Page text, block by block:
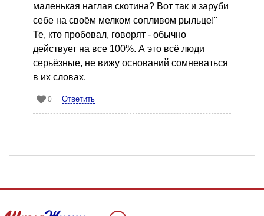
маленькая наглая скотина? Вот так и заруби
себе на своём мелком сопливом рыльце!"
Те, кто пробовал, говорят - обычно
действует на все 100%. А это всё люди
серьёзные, не вижу оснований сомневаться
в их словах.
0 Ответить